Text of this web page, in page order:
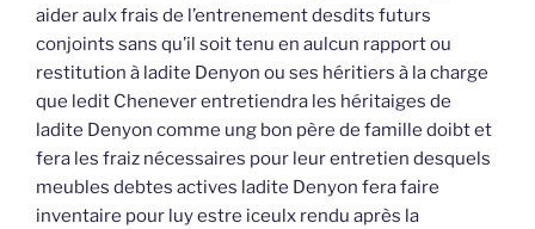
aider aulx frais de l’entrenement desdits futurs
conjoints sans qu’il soit tenu en aulcun rapport ou
restitution à ladite Denyon ou ses héritiers à la charge
que ledit Chenever entretiendra les héritaiges de
ladite Denyon comme ung bon père de famille doibt et
fera les fraiz nécessaires pour leur entretien desquels
meubles debtes actives ladite Denyon fera faire
inventaire pour luy estre iceulx rendu après la